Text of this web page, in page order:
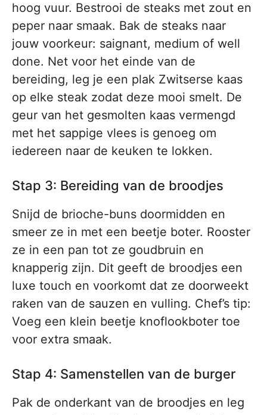
hoog vuur. Bestrooi de steaks met zout en
peper naar smaak. Bak de steaks naar
jouw voorkeur: saignant, medium of well
done. Net voor het einde van de
bereiding, leg je een plak Zwitserse kaas
op elke steak zodat deze mooi smelt. De
geur van het gesmolten kaas vermengd
met het sappige vlees is genoeg om
iedereen naar de keuken te lokken.
Stap 3: Bereiding van de broodjes
Snijd de brioche-buns doormidden en
smeer ze in met een beetje boter. Rooster
ze in een pan tot ze goudbruin en
knapperig zijn. Dit geeft de broodjes een
luxe touch en voorkomt dat ze doorweekt
raken van de sauzen en vulling. Chef’s tip:
Voeg een klein beetje knoflookboter toe
voor extra smaak.
Stap 4: Samenstellen van de burger
Pak de onderkant van de broodjes en leg